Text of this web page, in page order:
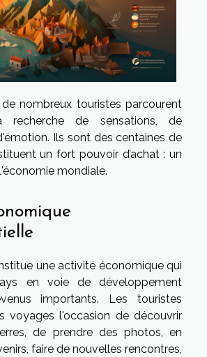
de nombreux touristes parcourent
de sensations, de
Ils sont des centaines de
un fort pouvoir d’achat : un
mondiale.
une activité économique qui
en voie de développement
importants. Les touristes
voyages l'occasion de découvrir
de prendre des photos, en
faire de nouvelles rencontres,